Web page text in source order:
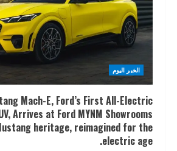
الخبر اليوم
Mach-E, Ford’s First All-Electric
Arrives at Ford MYNM Showrooms
heritage, reimagined for the
electric age.